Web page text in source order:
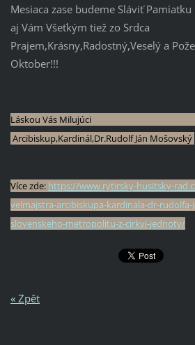
Mesiaca zase budeme Sláviť
aj Vám Všeťkým tiež zo Srdca
Prajem,Krásny,Radostný,Veselý a
Láskou Vás
Arcibiskup,Kardinál,Dr.Rudolf Ján Mošovský
Více zde: https://www.rytirsky-husitsky-
velmajstra-arcibiskupa-kardinala-dr-
slovenskeho-metropolitu-z-cirkvi-jednoty/
« Zpět